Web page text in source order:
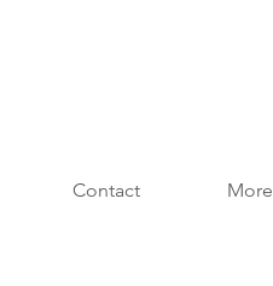
Contact More